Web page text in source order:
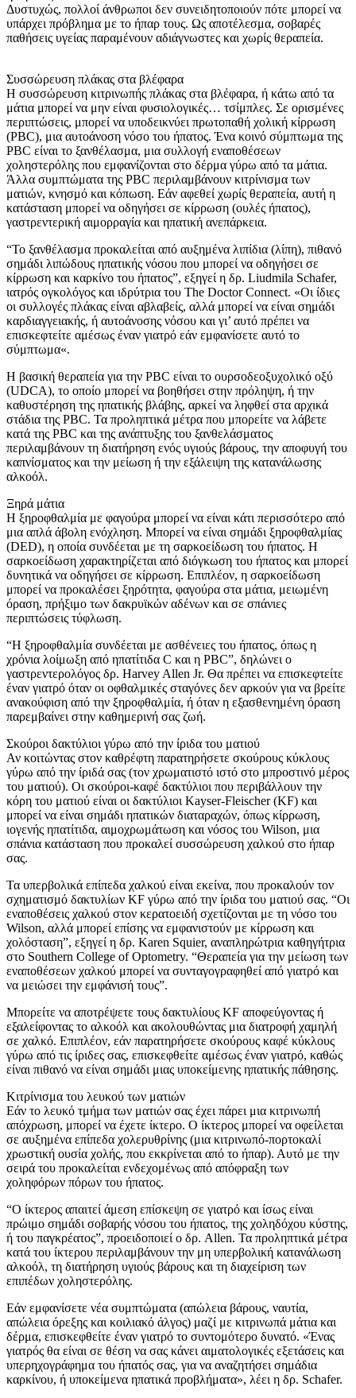
Δυστυχώς, πολλοί άνθρωποι δεν συνειδητοποιούν πότε μπορεί να
υπάρχει πρόβλημα με το ήπαρ τους. Ως αποτέλεσμα, σοβαρές
παθήσεις υγείας παραμένουν αδιάγνωστες και χωρίς θεραπεία.
Συσσώρευση πλάκας στα βλέφαρα
Η συσσώρευση κιτρινωπής πλάκας στα βλέφαρα, ή κάτω από τα
μάτια μπορεί να μην είναι φυσιολογικές… τσίμπλες. Σε ορισμένες
περιπτώσεις, μπορεί να υποδεικνύει πρωτοπαθή χολική κίρρωση
(PBC), μια αυτοάνοση νόσο του ήπατος. Ένα κοινό σύμπτωμα της
PBC είναι το ξανθέλασμα, μια συλλογή εναποθέσεων
χοληστερόλης που εμφανίζονται στο δέρμα γύρω από τα μάτια.
Άλλα συμπτώματα της PBC περιλαμβάνουν κιτρίνισμα των
ματιών, κνησμό και κόπωση. Εάν αφεθεί χωρίς θεραπεία, αυτή η
κατάσταση μπορεί να οδηγήσει σε κίρρωση (ουλές ήπατος),
γαστρεντερική αιμορραγία και ηπατική ανεπάρκεια.
“Το ξανθέλασμα προκαλείται από αυξημένα λιπίδια (λίπη), πιθανό
σημάδι λιπώδους ηπατικής νόσου που μπορεί να οδηγήσει σε
κίρρωση και καρκίνο του ήπατος”, εξηγεί η δρ. Liudmila Schafer,
ιατρός ογκολόγος και ιδρύτρια του The Doctor Connect. «Οι ίδιες
οι συλλογές πλάκας είναι αβλαβείς, αλλά μπορεί να είναι σημάδι
καρδιαγγειακής, ή αυτοάνοσης νόσου και γι’ αυτό πρέπει να
επισκεφτείτε αμέσως έναν γιατρό εάν εμφανίσετε αυτό το
σύμπτωμα«.
Η βασική θεραπεία για την PBC είναι το ουρσοδεοξυχολικό οξύ
(UDCA), το οποίο μπορεί να βοηθήσει στην πρόληψη, ή την
καθυστέρηση της ηπατικής βλάβης, αρκεί να ληφθεί στα αρχικά
στάδια της PBC. Τα προληπτικά μέτρα που μπορείτε να λάβετε
κατά της PBC και της ανάπτυξης του ξανθελάσματος
περιλαμβάνουν τη διατήρηση ενός υγιούς βάρους, την αποφυγή του
καπνίσματος και την μείωση ή την εξάλειψη της κατανάλωσης
αλκοόλ.
Ξηρά μάτια
Η ξηροφθαλμία με φαγούρα μπορεί να είναι κάτι περισσότερο από
μια απλά άβολη ενόχληση. Μπορεί να είναι σημάδι ξηροφθαλμίας
(DED), η οποία συνδέεται με τη σαρκοείδωση του ήπατος. Η
σαρκοείδωση χαρακτηρίζεται από διόγκωση του ήπατος και μπορεί
δυνητικά να οδηγήσει σε κίρρωση. Επιπλέον, η σαρκοείδωση
μπορεί να προκαλέσει ξηρότητα, φαγούρα στα μάτια, μειωμένη
όραση, πρήξιμο των δακρυϊκών αδένων και σε σπάνιες
περιπτώσεις τύφλωση.
“Η ξηροφθαλμία συνδέεται με ασθένειες του ήπατος, όπως η
χρόνια λοίμωξη από ηπατίτιδα C και η PBC”, δηλώνει ο
γαστρεντερολόγος δρ. Harvey Allen Jr. Θα πρέπει να επισκεφτείτε
έναν γιατρό όταν οι οφθαλμικές σταγόνες δεν αρκούν για να βρείτε
ανακούφιση από την ξηροφθαλμία, ή όταν η εξασθενημένη όραση
παρεμβαίνει στην καθημερινή σας ζωή.
Σκούροι δακτύλιοι γύρω από την ίριδα του ματιού
Αν κοιτώντας στον καθρέφτη παρατηρήσετε σκούρους κύκλους
γύρω από την ίριδά σας (τον χρωματιστό ιστό στο μπροστινό μέρος
του ματιού). Οι σκούροι-καφέ δακτύλιοι που περιβάλλουν την
κόρη του ματιού είναι οι δακτύλιοι Kayser-Fleischer (KF) και
μπορεί να είναι σημάδι ηπατικών διαταραχών, όπως κίρρωση,
ιογενής ηπατίτιδα, αιμοχρωμάτωση και νόσος του Wilson, μια
σπάνια κατάσταση που προκαλεί συσσώρευση χαλκού στο ήπαρ
σας.
Τα υπερβολικά επίπεδα χαλκού είναι εκείνα, που προκαλούν τον
σχηματισμό δακτυλίων KF γύρω από την ίριδα του ματιού σας. “Οι
εναποθέσεις χαλκού στον κερατοειδή σχετίζονται με τη νόσο του
Wilson, αλλά μπορεί επίσης να εμφανιστούν με κίρρωση και
χολόσταση”, εξηγεί η δρ. Karen Squier, αναπληρώτρια καθηγήτρια
στο Southern College of Optometry. “Θεραπεία για την μείωση των
εναποθέσεων χαλκού μπορεί να συνταγογραφηθεί από γιατρό και
να μειώσει την εμφάνισή τους”.
Μπορείτε να αποτρέψετε τους δακτυλίους KF αποφεύγοντας ή
εξαλείφοντας το αλκοόλ και ακολουθώντας μια διατροφή χαμηλή
σε χαλκό. Επιπλέον, εάν παρατηρήσετε σκούρους καφέ κύκλους
γύρω από τις ίριδες σας, επισκεφθείτε αμέσως έναν γιατρό, καθώς
είναι πιθανό να είναι σημάδι μιας υποκείμενης ηπατικής πάθησης.
Κιτρίνισμα του λευκού των ματιών
Εάν το λευκό τμήμα των ματιών σας έχει πάρει μια κιτρινωπή
απόχρωση, μπορεί να έχετε ίκτερο. Ο ίκτερος μπορεί να οφείλεται
σε αυξημένα επίπεδα χολερυθρίνης (μια κιτρινωπό-πορτοκαλί
χρωστική ουσία χολής, που εκκρίνεται από το ήπαρ). Αυτό με την
σειρά του προκαλείται ενδεχομένως από απόφραξη των
χοληφόρων πόρων του ήπατος.
“Ο ίκτερος απαιτεί άμεση επίσκεψη σε γιατρό και ίσως είναι
πρώιμο σημάδι σοβαρής νόσου του ήπατος, της χοληδόχου κύστης,
ή του παγκρέατος”, προειδοποιεί ο δρ. Allen. Τα προληπτικά μέτρα
κατά του ίκτερου περιλαμβάνουν την μη υπερβολική κατανάλωση
αλκοόλ, τη διατήρηση υγιούς βάρους και τη διαχείριση των
επιπέδων χοληστερόλης.
Εάν εμφανίσετε νέα συμπτώματα (απώλεια βάρους, ναυτία,
απώλεια όρεξης και κοιλιακό άλγος) μαζί με κιτρινωπά μάτια και
δέρμα, επισκεφθείτε έναν γιατρό το συντομότερο δυνατό. «Ένας
γιατρός θα είναι σε θέση να σας κάνει αιματολογικές εξετάσεις και
υπερηχογράφημα του ήπατός σας, για να αναζητήσει σημάδια
καρκίνου, ή υποκείμενα ηπατικά προβλήματα», λέει η δρ. Schafer.